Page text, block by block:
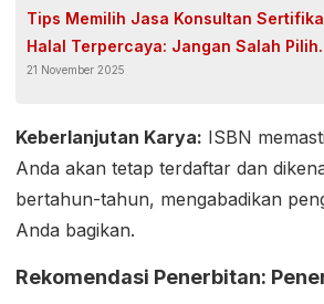
Tips Memilih Jasa Konsultan
Halal Terpercaya: Jangan Salah Pilih
Partner Bisnis!
21 November 2025
Keberlanjutan Karya: ISBN
Anda akan tetap terdaftar dan
bertahun-tahun, mengabadikan
Anda bagikan.
Rekomendasi Penerbitan: